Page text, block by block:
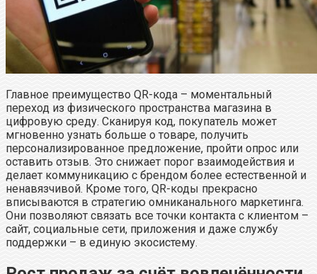
Главное преимущество QR-кода – моментальный
переход из физического пространства магазина в
цифровую среду. Сканируя код, покупатель может
мгновенно узнать больше о товаре, получить
персонализированное предложение, пройти опрос или
оставить отзыв. Это снижает порог взаимодействия и
делает коммуникацию с брендом более естественной и
ненавязчивой. Кроме того, QR-коды прекрасно
вписываются в стратегию омниканального маркетинга.
Они позволяют связать все точки контакта с клиентом –
сайт, социальные сети, приложения и даже службу
поддержки – в единую экосистему.